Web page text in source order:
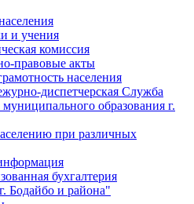
и учения
комиссия
правовые акты
населения
диспетчерская Служба
образования г.
при различных
бухгалтерия
Бодайбо и района"